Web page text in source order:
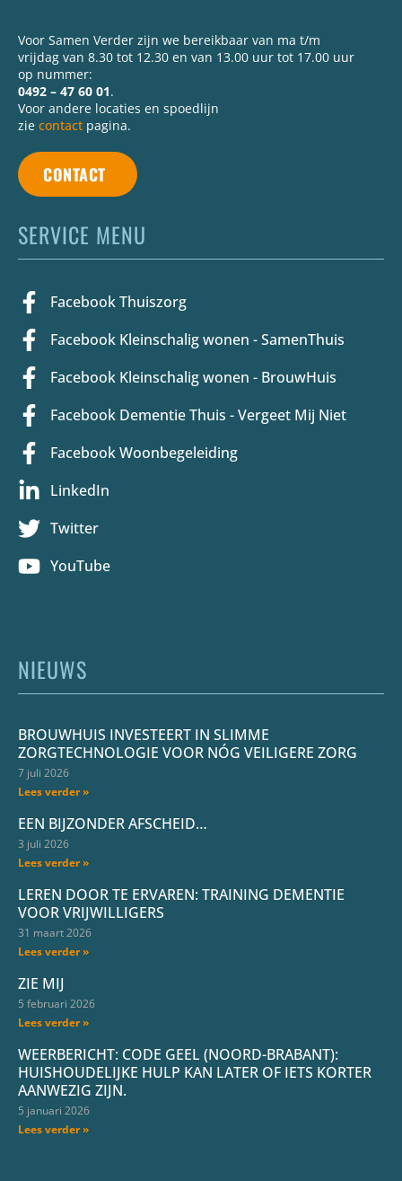
Voor Samen Verder zijn we bereikbaar van ma t/m
vrijdag van 8.30 tot 12.30 en van 13.00 uur tot 17.00 uur
op nummer:
0492 – 47 60 01.
Voor andere locaties en spoedlijn
zie contact pagina.
CONTACT
SERVICE MENU
Facebook Thuiszorg
Facebook Kleinschalig wonen - SamenThuis
Facebook Kleinschalig wonen - BrouwHuis
Facebook Dementie Thuis - Vergeet Mij Niet
Facebook Woonbegeleiding
LinkedIn
Twitter
YouTube
NIEUWS
BROUWHUIS INVESTEERT IN SLIMME
ZORGTECHNOLOGIE VOOR NÓG VEILIGERE ZORG
7 juli 2026
Lees verder »
EEN BIJZONDER AFSCHEID…
3 juli 2026
Lees verder »
LEREN DOOR TE ERVAREN: TRAINING DEMENTIE
VOOR VRIJWILLIGERS
31 maart 2026
Lees verder »
ZIE MIJ
5 februari 2026
Lees verder »
WEERBERICHT: CODE GEEL (NOORD-BRABANT):
HUISHOUDELIJKE HULP KAN LATER OF IETS KORTER
AANWEZIG ZIJN.
5 januari 2026
Lees verder »